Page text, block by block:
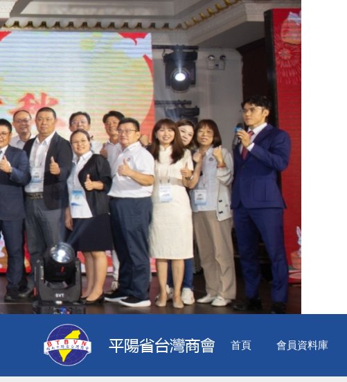
首頁 會員資料庫